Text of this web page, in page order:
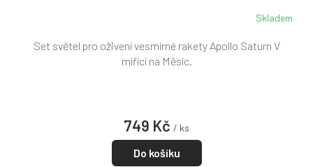
Skladem
749 Kč / ks
Do košíku
Set světel pro oživení vesmírné rakety Apollo Saturn V
mířící na Měsíc.